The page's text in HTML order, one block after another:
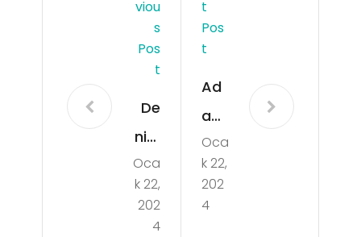
Viou
S
Pos
T
De
nizli
Ho
naz
Orji
Oca
k 22,
202
4
T
Pos
T
Ad
an
a
Koz
an
Oca
k 22,
202
4